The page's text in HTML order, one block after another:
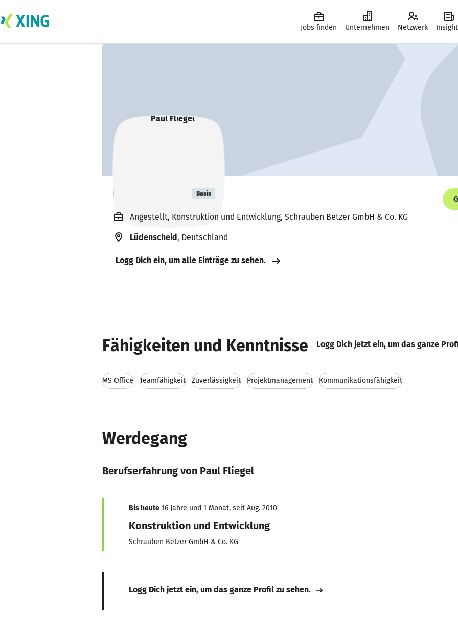
Jobs finden Unternehmen Netzwerk
Paul Fliegel Basis
Angestellt, Konstruktion und Entwicklung, Schrauben Betzer GmbH & Co. KG
Lüdenscheid, Deutschland
Logg Dich ein, um alle Einträge zu sehen.
Fähigkeiten und Kenntnisse Logg Dich jetzt ein, um das ganze
MS Office Teamfähigkeit Zuverlässigkeit Projektmanagement Kommunikationsfähigkeit
Werdegang
Berufserfahrung von Paul Fliegel
Bis heute 16 Jahre und 1 Monat, seit Aug. 2010
Konstruktion und Entwicklung
Schrauben Betzer GmbH & Co. KG
Logg Dich jetzt ein, um das ganze Profil zu sehen.